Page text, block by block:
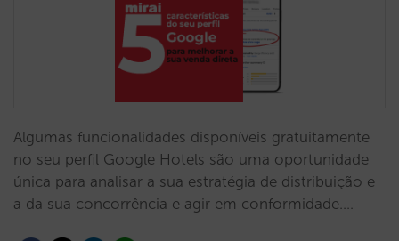
Algumas funcionalidades disponíveis gratuitamente
no seu perfil Google Hotels são uma oportunidade
única para analisar a sua estratégia de distribuição e
a da sua concorrência e agir em conformidade.…